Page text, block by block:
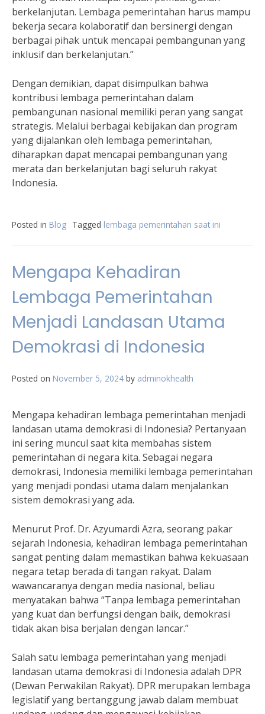
berkelanjutan. Lembaga pemerintahan harus mampu
bekerja secara kolaboratif dan bersinergi dengan
berbagai pihak untuk mencapai pembangunan yang
inklusif dan berkelanjutan.”
Dengan demikian, dapat disimpulkan bahwa
kontribusi lembaga pemerintahan dalam
pembangunan nasional memiliki peran yang sangat
strategis. Melalui berbagai kebijakan dan program
yang dijalankan oleh lembaga pemerintahan,
diharapkan dapat mencapai pembangunan yang
merata dan berkelanjutan bagi seluruh rakyat
Indonesia.
Posted in Blog Tagged lembaga pemerintahan saat ini
Mengapa Kehadiran
Lembaga Pemerintahan
Menjadi Landasan Utama
Demokrasi di Indonesia
Posted on November 5, 2024 by adminokhealth
Mengapa kehadiran lembaga pemerintahan menjadi
landasan utama demokrasi di Indonesia? Pertanyaan
ini sering muncul saat kita membahas sistem
pemerintahan di negara kita. Sebagai negara
demokrasi, Indonesia memiliki lembaga pemerintahan
yang menjadi pondasi utama dalam menjalankan
sistem demokrasi yang ada.
Menurut Prof. Dr. Azyumardi Azra, seorang pakar
sejarah Indonesia, kehadiran lembaga pemerintahan
sangat penting dalam memastikan bahwa kekuasaan
negara tetap berada di tangan rakyat. Dalam
wawancaranya dengan media nasional, beliau
menyatakan bahwa “Tanpa lembaga pemerintahan
yang kuat dan berfungsi dengan baik, demokrasi
tidak akan bisa berjalan dengan lancar.”
Salah satu lembaga pemerintahan yang menjadi
landasan utama demokrasi di Indonesia adalah DPR
(Dewan Perwakilan Rakyat). DPR merupakan lembaga
legislatif yang bertanggung jawab dalam membuat